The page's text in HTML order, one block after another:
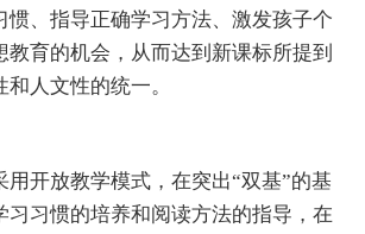
惯、指导正确学习方法、激发孩子个
教育的机会，从而达到新课标所提到
人文性的统一。
开放教学模式，在突出“双基”的基
习习惯的培养和阅读方法的指导，在